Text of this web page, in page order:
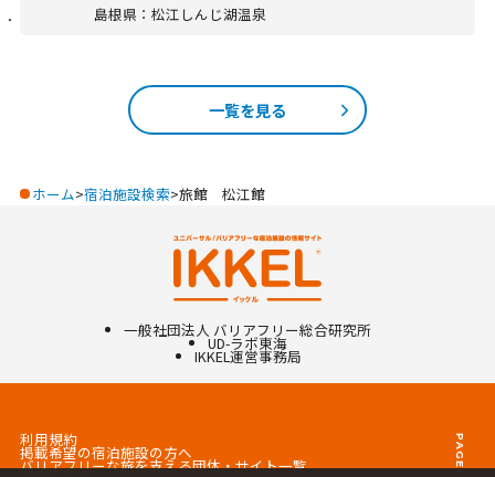
島根県 ：松江しんじ湖温泉
一覧を見る
ホーム 宿泊施設検索 旅館 松江館
一般社団法人 バリアフリー総合研究所
UD-ラボ東海
IKKEL運営事務局
利用規約
掲載希望の宿泊施設の方へ
バリアフリーな旅を支える団体・サイト一覧 PAGETOP